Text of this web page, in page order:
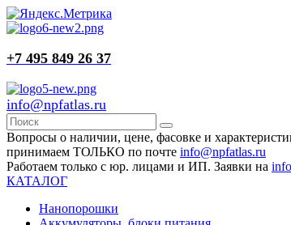
+7 495 849 26 37
info@npfatlas.ru
Вопросы о наличии, цене, фасовке и
принимаем ТОЛЬКО по почте info@npfatlas.ru
Работаем только с юр. лицами и ИП. Заявки на
КАТАЛОГ
Нанопорошки